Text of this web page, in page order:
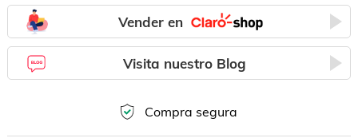
Vender en
Visita nuestro Blog
Compra segura